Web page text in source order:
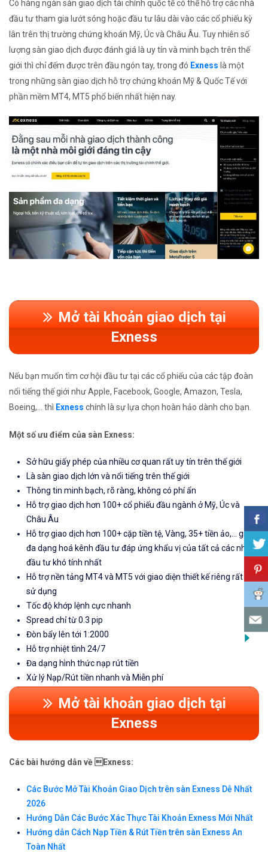
Có hàng ngàn sàn giao dịch tài chính quốc tế có thể hỗ trợ các nhà
đầu tư tham gia lướt sóng hoặc đầu tư lâu dài vào các cổ phiếu kỳ
lân trên thị trường chứng khoán Mỹ, Úc và Châu Âu. Tuy nhiên số
lượng sàn giao dịch được đánh giá là uy tín và minh bạch trên thế
giới thì chỉ đếm được trên đầu ngón tay, trong đó Exness là một
trong những sàn giao dịch hỗ trợ chứng khoán Mỹ & Quốc Tế với
phần mềm MT4, MT5 phổ biến nhất hiện nay.
Mở tài khoản giao dịch tại
Exness
Nếu bạn muốn tìm cơ hội đầu tư tại các cổ phiếu của các tập đoàn
nổi tiếng thế giới như Apple, Facebook, Google, Amazon, Tesla,
Boeing,... thì Exness chính là sự lựa chọn hoàn hảo dành cho bạn.
Một số ưu điểm của sàn Exness:
Sở hữu giấy phép của nhiều cơ quan rất uy tín trên thế giới
Là sàn giao dịch lớn và nổi tiếng trên thế giới
Thông tin minh bạch, rõ ràng, không có phí ẩn
Hỗ trợ giao dịch hơn 100+ cổ phiếu đầu ngành ở Mỹ, Úc và
Châu Âu
Hỗ trợ giao dịch hơn 100+ cặp tiền tệ, Vàng, 35+ tiền ảo,... giúp
đa dạng hoá kênh đầu tư đáp ứng khẩu vị của tất cả các nhà
đầu tư khó tính nhất
Hỗ trợ nền tảng MT4 và MT5 với giao diện thiết kế riêng rất dễ
sử dụng
Tốc độ khớp lệnh cực nhanh
Spread chỉ từ 0.3 pip
Đòn bẩy lên tới 1:2000
Hỗ trợ nhiệt tình 24/7
Đa dạng hình thức nạp rút tiền
Xử lý Nạp/Rút tiền nhanh và Miễn phí
Mở tài khoản giao dịch tại
Exness
Các bài hướng dẫn về Exness:
Các Bước Mở Tài Khoản Giao Dịch trên sàn Exness Dễ Nhất
2026
Hướng Dẫn Các Bước Xác Thực Tài Khoản Exness Mới Nhất
Hướng dẫn Cách Nạp Tiền & Rút Tiền trên sàn Exness An
Toàn Nhất